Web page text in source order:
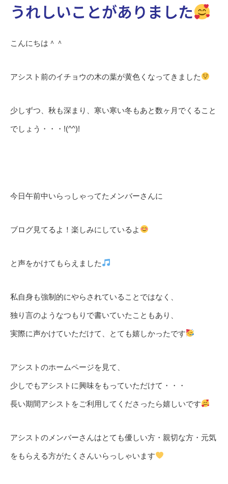
うれしいことがありました
こんにちは＾＾
アシスト前のイチョウの木の葉が黄色くなってきました
少しずつ、秋も深まり、寒い寒い冬もあと数ヶ月でくること
でしょう・・・!(^^)!
今日午前中いらっしゃってたメンバーさんに
ブログ見てるよ！楽しみにしているよ
と声をかけてもらえました
私自身も強制的にやらされていることではなく、
独り言のようなつもりで書いていたこともあり、
実際に声かけていただけて、とても嬉しかったです
アシストのホームページを見て、
少しでもアシストに興味をもっていただけて・・・
長い期間アシストをご利用してくださったら嬉しいです
アシストのメンバーさんはとても優しい方・親切な方・元気
をもらえる方がたくさんいらっしゃいます